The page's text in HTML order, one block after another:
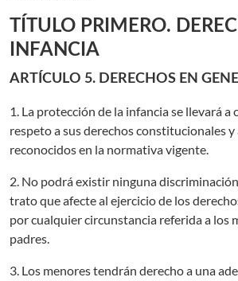
TÍTULO PRIMERO.
INFANCIA
ARTÍCULO 5. DERECHOS EN
1. La protección de la infancia se llevará a
respeto a sus derechos constitucionales y
reconocidos en la normativa vigente.
2. No podrá existir ninguna
trato que afecte al ejercicio de los
por cualquier circunstancia referida a los
padres.
3. Los menores tendrán derecho a una